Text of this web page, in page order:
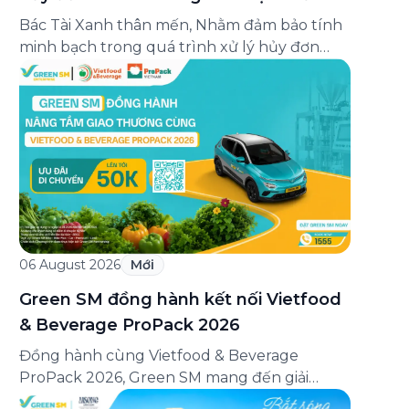
hoạt động Bác Tài
Bác Tài Xanh thân mến, Nhằm đảm bảo tính
minh bạch trong quá trình xử lý hủy đơn
Food và bảo vệ quyền lợi của Bác Tài khi khai
báo đúng thực tế, Green SM triển khai chính
sách xác minh lý do hủy đơn Food đối với một
số trường hợp hủy đơn như […]
06 August 2026 Mới
Green SM đồng hành kết nối Vietfood
& Beverage ProPack 2026
Đồng hành cùng Vietfood & Beverage
ProPack 2026, Green SM mang đến giải
pháp di chuyển xanh, thuận tiện và chuyên